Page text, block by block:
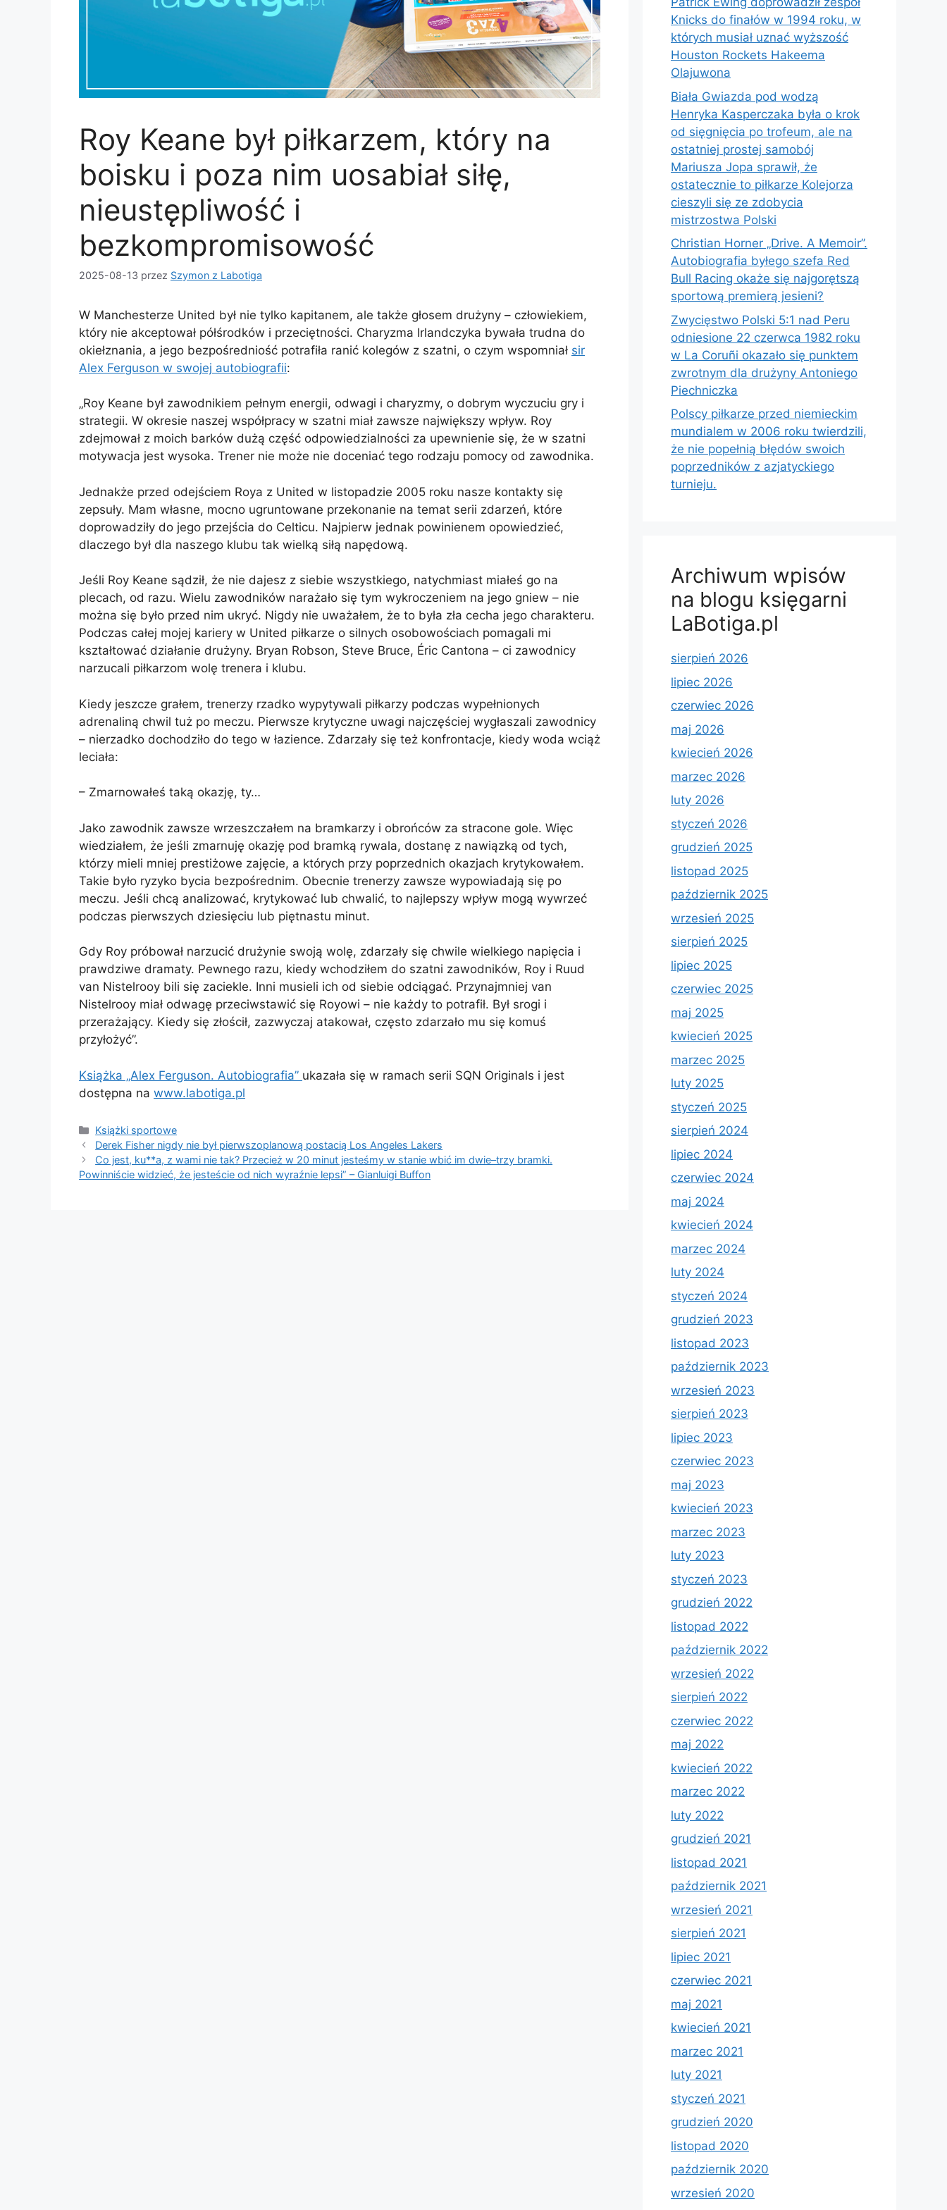
Roy Keane był piłkarzem, który na
boisku i poza nim uosabiał siłę,
nieustępliwość i
bezkompromisowość
2025-08-13 przez Szymon z Labotiga
W Manchesterze United był nie tylko kapitanem, ale także głosem drużyny – człowiekiem,
który nie akceptował półśrodków i przeciętności. Charyzma Irlandczyka bywała trudna do
okiełznania, a jego bezpośredniość potrafiła ranić kolegów z szatni, o czym wspomniał sir
Alex Ferguson w swojej autobiografii:
„Roy Keane był zawodnikiem pełnym energii, odwagi i charyzmy, o dobrym wyczuciu gry i
strategii. W okresie naszej współpracy w szatni miał zawsze największy wpływ. Roy
zdejmował z moich barków dużą część odpowiedzialności za upewnienie się, że w szatni
motywacja jest wysoka. Trener nie może nie doceniać tego rodzaju pomocy od zawodnika.
Jednakże przed odejściem Roya z United w listopadzie 2005 roku nasze kontakty się
zepsuły. Mam własne, mocno ugruntowane przekonanie na temat serii zdarzeń, które
doprowadziły do jego przejścia do Celticu. Najpierw jednak powinienem opowiedzieć,
dlaczego był dla naszego klubu tak wielką siłą napędową.
Jeśli Roy Keane sądził, że nie dajesz z siebie wszystkiego, natychmiast miałeś go na
plecach, od razu. Wielu zawodników narażało się tym wykroczeniem na jego gniew – nie
można się było przed nim ukryć. Nigdy nie uważałem, że to była zła cecha jego charakteru.
Podczas całej mojej kariery w United piłkarze o silnych osobowościach pomagali mi
kształtować działanie drużyny. Bryan Robson, Steve Bruce, Éric Cantona – ci zawodnicy
narzucali piłkarzom wolę trenera i klubu.
Kiedy jeszcze grałem, trenerzy rzadko wypytywali piłkarzy podczas wypełnionych
adrenaliną chwil tuż po meczu. Pierwsze krytyczne uwagi najczęściej wygłaszali zawodnicy
– nierzadko dochodziło do tego w łazience. Zdarzały się też konfrontacje, kiedy woda wciąż
leciała:
– Zmarnowałeś taką okazję, ty…
Jako zawodnik zawsze wrzeszczałem na bramkarzy i obrońców za stracone gole. Więc
wiedziałem, że jeśli zmarnuję okazję pod bramką rywala, dostanę z nawiązką od tych,
którzy mieli mniej prestiżowe zajęcie, a których przy poprzednich okazjach krytykowałem.
Takie było ryzyko bycia bezpośrednim. Obecnie trenerzy zawsze wypowiadają się po
meczu. Jeśli chcą analizować, krytykować lub chwalić, to najlepszy wpływ mogą wywrzeć
podczas pierwszych dziesięciu lub piętnastu minut.
Gdy Roy próbował narzucić drużynie swoją wolę, zdarzały się chwile wielkiego napięcia i
prawdziwe dramaty. Pewnego razu, kiedy wchodziłem do szatni zawodników, Roy i Ruud
van Nistelrooy bili się zaciekle. Inni musieli ich od siebie odciągać. Przynajmniej van
Nistelrooy miał odwagę przeciwstawić się Royowi – nie każdy to potrafił. Był srogi i
przerażający. Kiedy się złościł, zazwyczaj atakował, często zdarzało mu się komuś
przyłożyć”.
Książka „Alex Ferguson. Autobiografia” ukazała się w ramach serii SQN Originals i jest
dostępna na www.labotiga.pl
Kategorie
Książki sportowe
Derek Fisher nigdy nie był pierwszoplanową postacią Los Angeles Lakers
Co jest, ku**a, z wami nie tak? Przecież w 20 minut jesteśmy w stanie wbić im dwie–trzy bramki.
Powinniście widzieć, że jesteście od nich wyraźnie lepsi” – Gianluigi Buffon
Knicks do finałów w 1994 roku, w
których musiał uznać wyższość
Houston Rockets Hakeema
Olajuwona
Biała Gwiazda pod wodzą
Henryka Kasperczaka była o krok
od sięgnięcia po trofeum, ale na
ostatniej prostej samobój
Mariusza Jopa sprawił, że
ostatecznie to piłkarze Kolejorza
cieszyli się ze zdobycia
mistrzostwa Polski
Christian Horner „Drive. A Memoir”.
Autobiografia byłego szefa Red
Bull Racing okaże się najgorętszą
sportową premierą jesieni?
Zwycięstwo Polski 5:1 nad Peru
odniesione 22 czerwca 1982 roku
w La Coruñi okazało się punktem
zwrotnym dla drużyny Antoniego
Piechniczka
Polscy piłkarze przed niemieckim
mundialem w 2006 roku twierdzili,
że nie popełnią błędów swoich
poprzedników z azjatyckiego
turnieju.
Archiwum wpisów
na blogu księgarni
LaBotiga.pl
sierpień 2026
lipiec 2026
czerwiec 2026
maj 2026
kwiecień 2026
marzec 2026
luty 2026
styczeń 2026
grudzień 2025
listopad 2025
październik 2025
wrzesień 2025
sierpień 2025
lipiec 2025
czerwiec 2025
maj 2025
kwiecień 2025
marzec 2025
luty 2025
styczeń 2025
sierpień 2024
lipiec 2024
czerwiec 2024
maj 2024
kwiecień 2024
marzec 2024
luty 2024
styczeń 2024
grudzień 2023
listopad 2023
październik 2023
wrzesień 2023
sierpień 2023
lipiec 2023
czerwiec 2023
maj 2023
kwiecień 2023
marzec 2023
luty 2023
styczeń 2023
grudzień 2022
listopad 2022
październik 2022
wrzesień 2022
sierpień 2022
czerwiec 2022
maj 2022
kwiecień 2022
marzec 2022
luty 2022
grudzień 2021
listopad 2021
październik 2021
wrzesień 2021
sierpień 2021
lipiec 2021
czerwiec 2021
maj 2021
kwiecień 2021
marzec 2021
luty 2021
styczeń 2021
grudzień 2020
listopad 2020
październik 2020
wrzesień 2020